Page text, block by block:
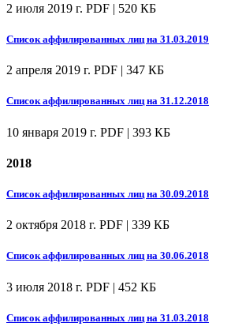
2 июля 2019 г. PDF | 520 КБ
Список аффилированных лиц на 31.03.2019
2 апреля 2019 г. PDF | 347 КБ
Список аффилированных лиц на 31.12.2018
10 января 2019 г. PDF | 393 КБ
2018
Список аффилированных лиц на 30.09.2018
2 октября 2018 г. PDF | 339 КБ
Список аффилированных лиц на 30.06.2018
3 июля 2018 г. PDF | 452 КБ
Список аффилированных лиц на 31.03.2018